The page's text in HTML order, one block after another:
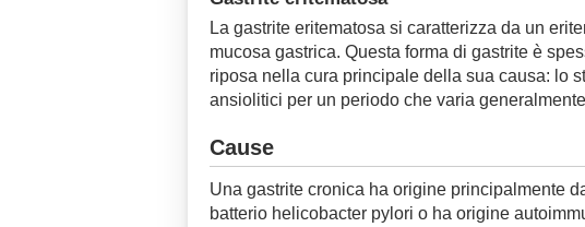
La gastrite eritematosa si caratterizza da un
mucosa gastrica. Questa forma di gastrite è
riposa nella cura principale della sua causa: lo
ansiolitici per un periodo che varia
Cause
Una gastrite cronica ha origine principalmente
batterio helicobacter pylori o ha origine